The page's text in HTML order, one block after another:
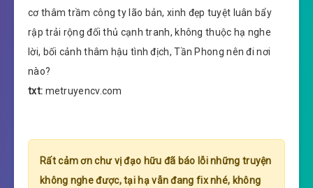
cơ thâm trầm công ty lão bản, xinh đẹp tuyệt luân bẩy
rập trải rộng đối thủ cạnh tranh, không thuộc hạ nghe
lời, bối cảnh thâm hậu tình địch, Tần Phong nên đi nơi
nào?
txt: metruyencv.com
Rất cảm ơn chư vị đạo hữu đã báo lỗi những truyện
không nghe được, tại hạ vẫn đang fix nhé, không